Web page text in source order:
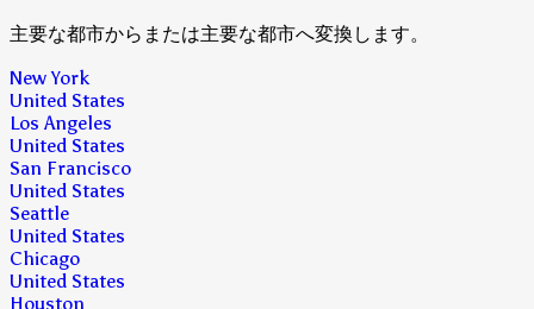
主要な都市からまたは主要な都市へ変換します。
New York
United States
Los Angeles
United States
San Francisco
United States
Seattle
United States
Chicago
United States
Houston